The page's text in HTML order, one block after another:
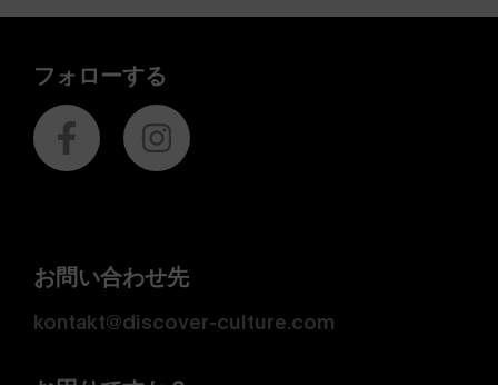
フォローする
お問い合わせ先
kontakt@discover-culture.com